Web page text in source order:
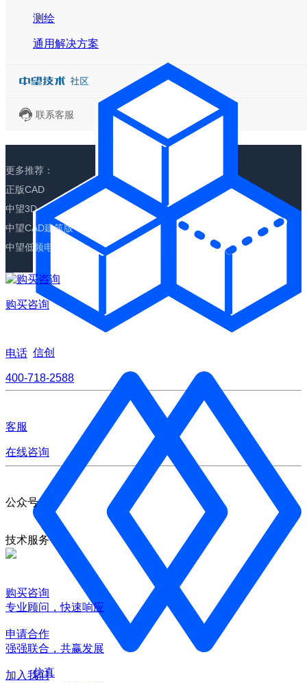
测绘
通用解决方案
信创
仿真
联系客服
更多推荐：
正版CAD
中望3D
中望CAD建筑版
中望低频电磁仿真
购买咨询
电话
400-718-2588
客服
在线咨询
公众号
技术服务
购买咨询
专业顾问，快速响应
申请合作
强强联合，共赢发展
加入我们